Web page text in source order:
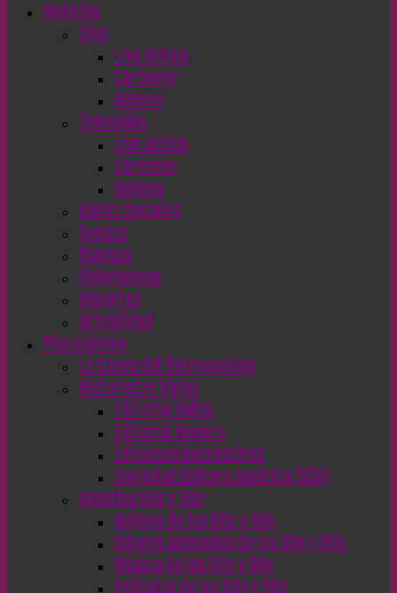
Noticias
Cine
Live Action
Cartoons
Animes
Televisión
Live Action
Cartoons
Animes
Redes Sociales
Comics
Mangas
Videojuegos
Deportes
Actualidad
Misceláneos
La Cueva del Retrogaming
Historietas Viejas
Editorial EMSA
Editorial Novaro
Ediciones Recreativas
Sociedad Editora América (SEA)
Aquellos 80s y 90s
Animes de los 80s y 90s
Dibujos Animados de los 80s y 90s
Música de los 80s y 90s
Películas de los 80s y 90s